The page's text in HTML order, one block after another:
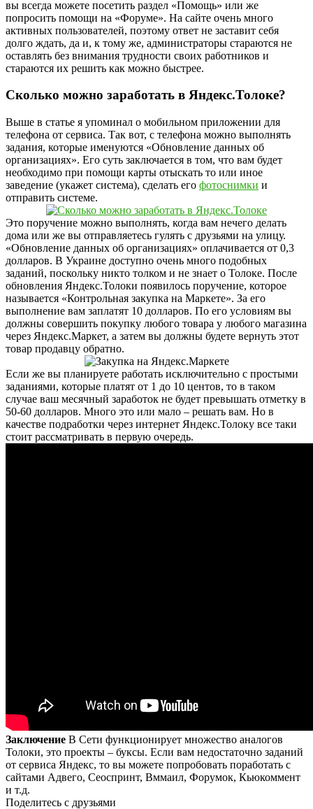
вы всегда можете посетить раздел «Помощь» или же
попросить помощи на «Форуме». На сайте очень много
активных пользователей, поэтому ответ не заставит себя
долго ждать, да и, к тому же, администраторы стараются не
оставлять без внимания трудности своих работников и
стараются их решить как можно быстрее.
Сколько можно заработать в Яндекс.Толоке?
Выше в статье я упоминал о мобильном приложении для
телефона от сервиса. Так вот, с телефона можно выполнять
задания, которые именуются «Обновление данных об
организациях». Его суть заключается в том, что вам будет
необходимо при помощи карты отыскать то или иное
заведение (укажет система), сделать его фотоснимки и
отправить системе.
Это поручение можно выполнять, когда вам нечего делать
дома или же вы отправляетесь гулять с друзьями на улицу.
«Обновление данных об организациях» оплачивается от 0,3
долларов. В Украине доступно очень много подобных
заданий, поскольку никто толком и не знает о Толоке. После
обновления Яндекс.Толоки появилось поручение, которое
называется «Контрольная закупка на Маркете». За его
выполнение вам заплатят 10 долларов. По его условиям вы
должны совершить покупку любого товара у любого магазина
через Яндекс.Маркет, а затем вы должны будете вернуть этот
товар продавцу обратно.
Если же вы планируете работать исключительно с простыми
заданиями, которые платят от 1 до 10 центов, то в таком
случае ваш месячный заработок не будет превышать отметку в
50-60 долларов. Много это или мало – решать вам. Но в
качестве подработки через интернет Яндекс.Толоку все таки
стоит рассматривать в первую очередь.
Заключение В Сети функционирует множество аналогов
Толоки, это проекты – буксы. Если вам недостаточно заданий
от сервиса Яндекс, то вы можете попробовать поработать с
сайтами Адвего, Сеоспринт, Вммаил, Форумок, Кьюкоммент
и т.д.
Поделитесь с друзьями